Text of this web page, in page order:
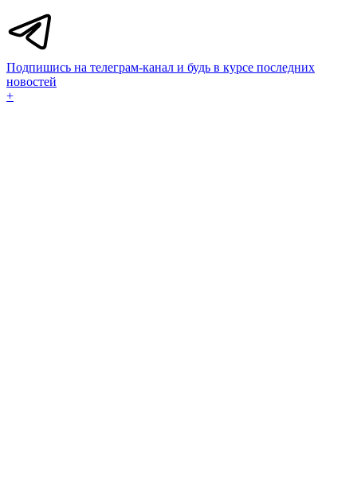
Подпишись на телеграм-канал и будь в курсе последних
новостей
+